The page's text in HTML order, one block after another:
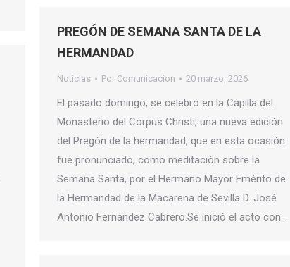
PREGÓN DE SEMANA SANTA DE LA
HERMANDAD
Noticias Por Comunicacion 20 marzo, 2026
El pasado domingo, se celebró en la Capilla del
Monasterio del Corpus Christi, una nueva edición
del Pregón de la hermandad, que en esta ocasión
fue pronunciado, como meditación sobre la
Semana Santa, por el Hermano Mayor Emérito de
la Hermandad de la Macarena de Sevilla D. José
Antonio Fernández Cabrero.Se inició el acto con…